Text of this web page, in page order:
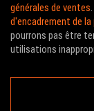
générales de ventes
d'encadrement de
pourrons pas être
utilisations